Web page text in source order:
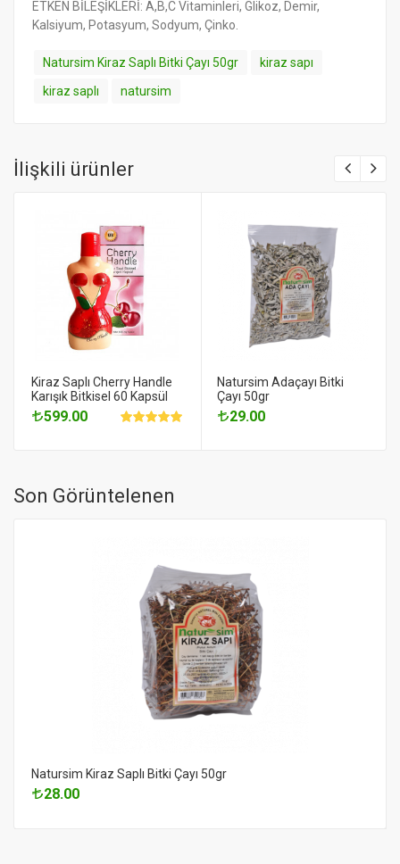
ETKEN BİLEŞİKLERİ: A,B,C Vitaminleri, Glikoz, Demir,
Kalsiyum, Potasyum, Sodyum, Çinko.
Natursim Kiraz Saplı Bitki Çayı 50gr
kiraz sapı
kiraz saplı
natursim
İlişkili ürünler
Kiraz Saplı Cherry Handle
Karışık Bitkisel 60 Kapsül
599.00
Natursim Adaçayı Bitki
Çayı 50gr
29.00
Son Görüntelenen
Natursim Kiraz Saplı Bitki Çayı 50gr
28.00